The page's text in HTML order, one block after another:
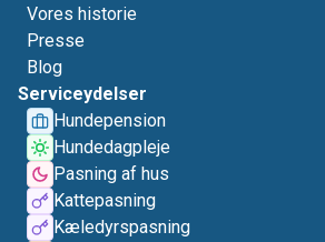
Vores historie
Presse
Blog
Serviceydelser
Hundepension
Hundedagpleje
Pasning af hus
Kattepasning
Kæledyrspasning